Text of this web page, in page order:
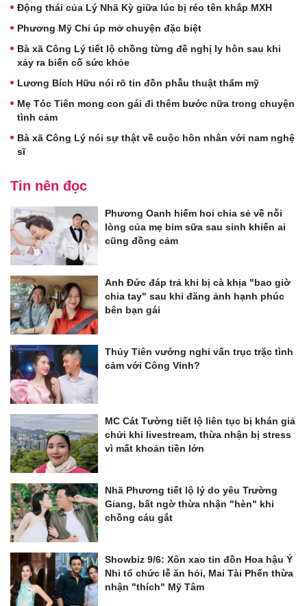
Động thái của Lý Nhã Kỳ giữa lúc bị réo tên khắp MXH
Phương Mỹ Chi úp mở chuyện đặc biệt
Bà xã Công Lý tiết lộ chồng từng đề nghị ly hôn sau khi
xảy ra biến cố sức khỏe
Lương Bích Hữu nói rõ tin đồn phẫu thuật thẩm mỹ
Mẹ Tóc Tiên mong con gái đi thêm bước nữa trong chuyện
tình cảm
Bà xã Công Lý nói sự thật về cuộc hôn nhân với nam nghệ
sĩ
Tin nên đọc
Phương Oanh hiếm hoi chia sẻ về nỗi
lòng của mẹ bỉm sữa sau sinh khiến ai
cũng đồng cảm
Anh Đức đáp trả khi bị cà khịa "bao giờ
chia tay" sau khi đăng ảnh hạnh phúc
bên bạn gái
Thủy Tiên vướng nghi vấn trục trặc tình
cảm với Công Vinh?
MC Cát Tường tiết lộ liên tục bị khán giả
chửi khi livestream, thừa nhận bị stress
vì mất khoản tiền lớn
Nhã Phương tiết lộ lý do yêu Trường
Giang, bất ngờ thừa nhận "hèn" khi
chồng cáu gắt
Showbiz 9/6: Xôn xao tin đồn Hoa hậu Ý
Nhi tổ chức lễ ăn hỏi, Mai Tài Phến thừa
nhận "thích" Mỹ Tâm